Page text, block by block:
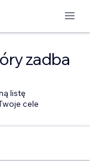
zadba
listę
cele